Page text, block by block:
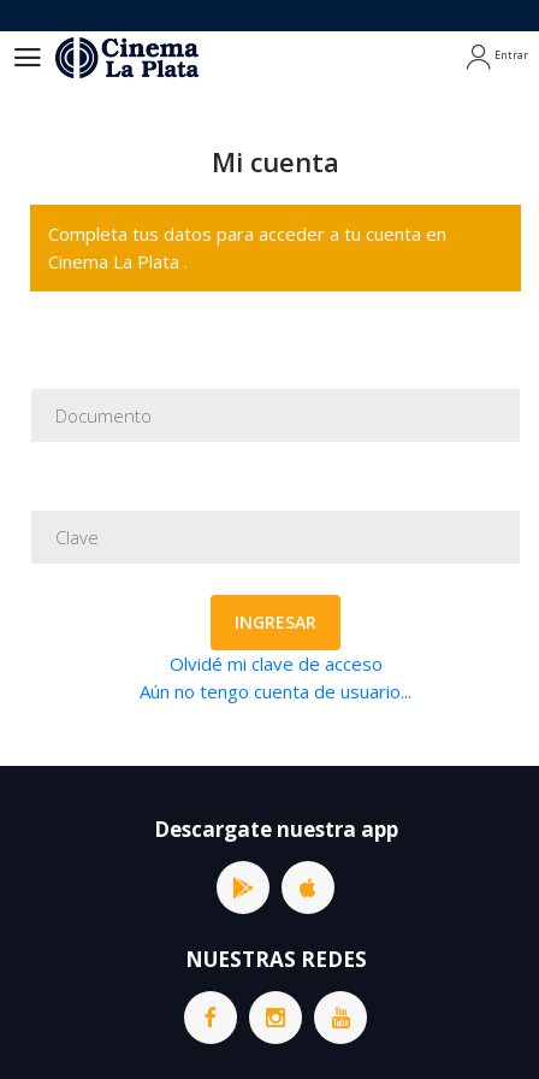
Entrar
Mi cuenta
Completa tus datos para acceder a tu cuenta en
Cinema La Plata .
INGRESAR
Olvidé mi clave de acceso
Aún no tengo cuenta de usuario...
Descargate nuestra app
NUESTRAS REDES